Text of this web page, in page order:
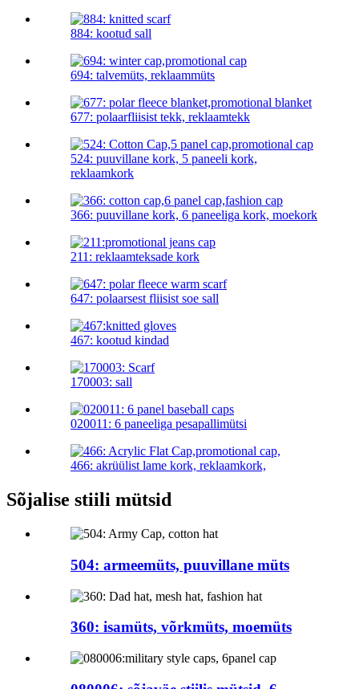
884: kootud sall
694: talvemüts, reklaammüts
677: polaarfliisist tekk, reklaamtekk
524: puuvillane kork, 5 paneeli kork,
reklaamkork
366: puuvillane kork, 6 paneeliga kork, moekork
211: reklaamteksade kork
647: polaarsest fliisist soe sall
467: kootud kindad
170003: sall
020011: 6 paneeliga pesapallimütsi
466: akrüülist lame kork, reklaamkork,
Sõjalise stiili mütsid
504: armeemüts, puuvillane müts
360: isamüts, võrkmüts, moemüts